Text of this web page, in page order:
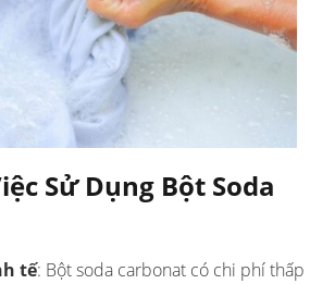
Sử Dụng Bột Soda
tế: Bột soda carbonat có chi phí thấp